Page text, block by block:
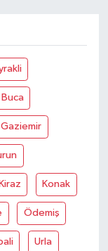
Buca
Gaziemir
Kiraz Konak
Ödemiş
Urla